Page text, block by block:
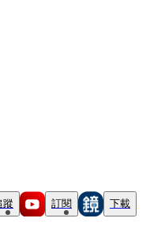
蹤 訂閱 下載